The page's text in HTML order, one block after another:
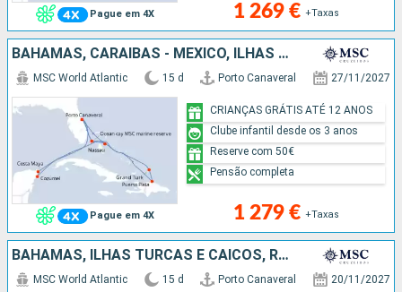
Pague em 4X 1 269 € +Taxas
BAHAMAS, CARAIBAS - MEXICO, ILHAS TURCAS E CAICOS, REPÚBLICA DOMINICANA, ESTADOS UNIDOS
Pague em 4X
MSC World Atlantic 15 d Porto Canaveral 27/11/2027
1 279 € +Taxas
CRIANÇAS GRÁTIS ATÉ 12 ANOS
Clube infantil desde os 3 anos
Reserve com 50€
Pensão completa
BAHAMAS, ILHAS TURCAS E CAICOS, REPÚBLICA DOMINICANA, CARAIBAS - MEXICO, ESTADOS UNIDOS
MSC World Atlantic 15 d Porto Canaveral 20/11/2027